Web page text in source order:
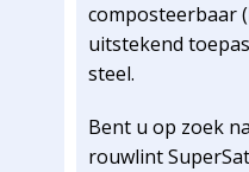
composteerbaar
uitstekend
steel.
Bent u op zoek
rouwlint